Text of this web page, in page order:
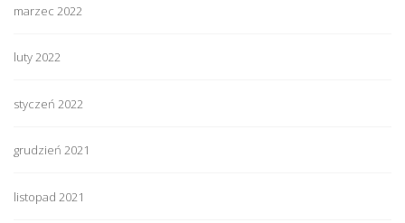
marzec 2022
luty 2022
styczeń 2022
grudzień 2021
listopad 2021